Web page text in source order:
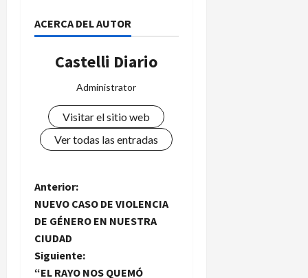
ACERCA DEL AUTOR
Castelli Diario
Administrator
Visitar el sitio web
Ver todas las entradas
N
a
v
Anterior:
NUEVO CASO DE VIOLENCIA
DE GÉNERO EN NUESTRA
CIUDAD
Siguiente:
“EL RAYO NOS QUEMÓ